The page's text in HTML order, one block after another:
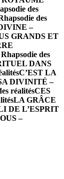
des
des
–
GRANDS ET
des
DANS
C’EST LA
DIVINITÉ –
réalitésCES
LA GRÂCE
DE L’ESPRIT
–